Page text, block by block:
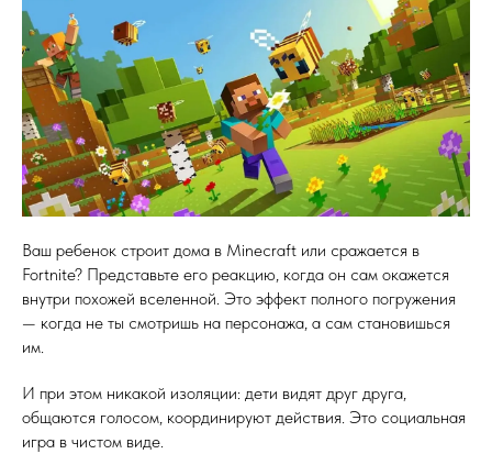
Ваш ребенок строит дома в Minecraft или сражается в
Fortnite? Представьте его реакцию, когда он сам окажется
внутри похожей вселенной. Это эффект полного погружения
— когда не ты смотришь на персонажа, а сам становишься
им.
И при этом никакой изоляции: дети видят друг друга,
общаются голосом, координируют действия. Это социальная
игра в чистом виде.